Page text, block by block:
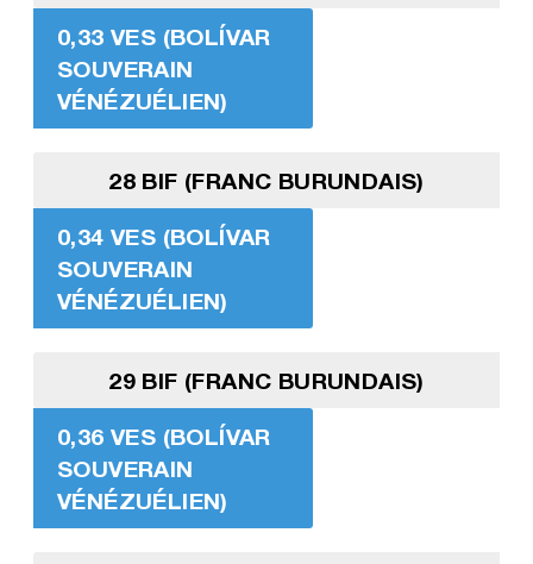
0,33 VES (BOLÍVAR
SOUVERAIN
VÉNÉZUÉLIEN)
28 BIF (FRANC BURUNDAIS)
0,34 VES (BOLÍVAR
SOUVERAIN
VÉNÉZUÉLIEN)
29 BIF (FRANC BURUNDAIS)
0,36 VES (BOLÍVAR
SOUVERAIN
VÉNÉZUÉLIEN)